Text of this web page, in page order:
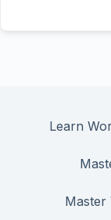
Learn
Master